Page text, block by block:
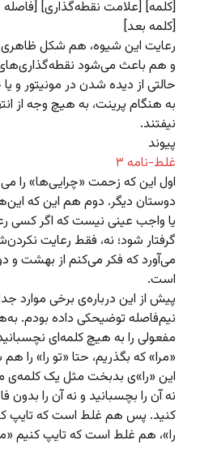
[کلمه‌ بعد]
رعایت این شیوه، هم شکل ظاهری
و هم باعث می‌شود
حالتی از دیده شدن در مونیتور و
به هنگام پرینت، به هیچ وجه از
نیفتند.
پیوند
غلط-نامه ۳
اول این که زحمت «چرایی‌ها» را
دوستان دیگر. دوم هم این که
یا واجب عینی نیست که اگر کسی
گرفتار شود؛ نه، فقط رعایت
می‌آورد که فکر می‌کنم از بهشت و
است.
پیش از این درباره‌ی برخی موارد
نیم‌فاصله توضیحکی داده بودم.
مفعولی را به هیچ کلمه‌ای
«مرا» که بگذریم، حتا «تو را» را
این «را»ی بدبخت مثل یک کلمه‌ی
کنید. پس هم غلط است که تایپ
را»، هم غلط است که تایپ کنیم